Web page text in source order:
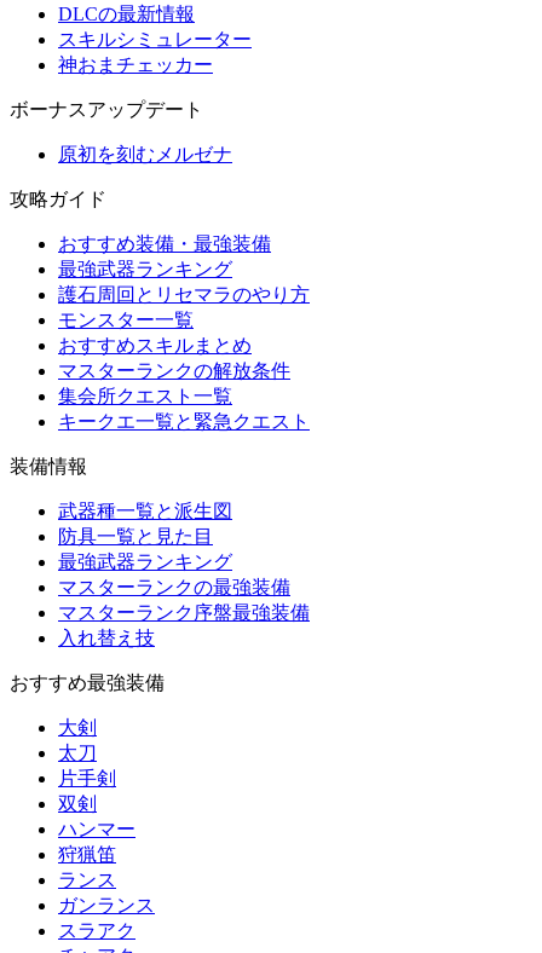
DLCの最新情報
スキルシミュレーター
神おまチェッカー
ボーナスアップデート
原初を刻むメルゼナ
攻略ガイド
おすすめ装備・最強装備
最強武器ランキング
護石周回とリセマラのやり方
モンスター一覧
おすすめスキルまとめ
マスターランクの解放条件
集会所クエスト一覧
キークエ一覧と緊急クエスト
装備情報
武器種一覧と派生図
防具一覧と見た目
最強武器ランキング
マスターランクの最強装備
マスターランク序盤最強装備
入れ替え技
おすすめ最強装備
大剣
太刀
片手剣
双剣
ハンマー
狩猟笛
ランス
ガンランス
スラアク